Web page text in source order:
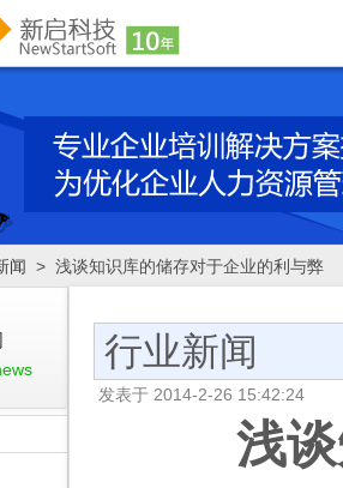
闻 > 浅谈知识库的储存对于企业的利与弊
行业新闻
发表于 2014-2-26 15:42:24
浅